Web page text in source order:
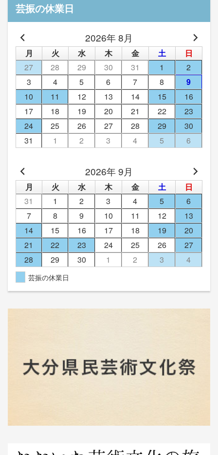
芸振の休業日
2026年 8月
月 火 水 木 金 土
日
27
28 29 30 31 1
2
3
4 5 6 7 8
9
10
11 12 13 14 15
16
17
18 19 20 21 22
23
24
25 26 27 28 29
30
31
1 2 3 4 5 6
2026年 9月
月 火 水 木 金 土
日
31
1 2 3 4 5
6
7
8 9 10 11 12
13
14
15 16 17 18 19
20
21
22 23 24 25 26
27
28
29 30 1 2 3 4
芸振の休業日